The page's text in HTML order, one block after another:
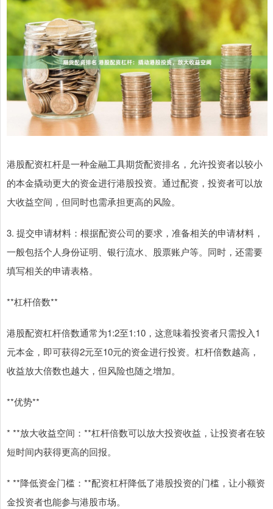
港股配资杠杆是一种金融工具期货配资排名，允许投资者以较小
的本金撬动更大的资金进行港股投资。通过配资，投资者可以放
大收益空间，但同时也需承担更高的风险。
3. 提交申请材料：根据配资公司的要求，准备相关的申请材料，
一般包括个人身份证明、银行流水、股票账户等。同时，还需要
填写相关的申请表格。
**杠杆倍数**
港股配资杠杆倍数通常为1:2至1:10，这意味着投资者只需投入1
元本金，即可获得2元至10元的资金进行投资。杠杆倍数越高，
收益放大倍数也越大，但风险也随之增加。
**优势**
* **放大收益空间：**杠杆倍数可以放大投资收益，让投资者在较
短时间内获得更高的回报。
* **降低资金门槛：**配资杠杆降低了港股投资的门槛，让小额资
金投资者也能参与港股市场。